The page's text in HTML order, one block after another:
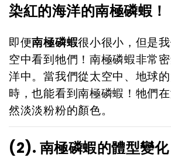
染紅的海洋的南極磷蝦！
即便南極磷蝦很小很小，但是
空中看到牠們！南極磷蝦非常
洋中。當我們從太空中、地球
時，也能看到南極磷蝦！牠們
然淡淡粉粉的顏色。
(2). 南極磷蝦的體型變化